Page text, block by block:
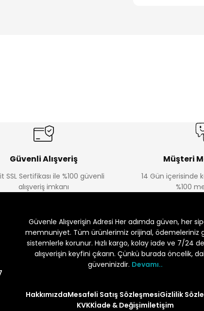
Güvenli Alışveriş
SSL Sertifikası ile %100 güvenli
alışveriş imkanı
Müşteri
14 Gün içerisinde
%100
Güvenle Alışverişin Adresi Her adımda güven, her
memnuniyet. Tüm ürünlerimiz orijinal, ödemeleriniz
sistemlerle korunur. Hızlı kargo, kolay iade ve 7/24
alışverişin keyfini çıkarın. Çünkü burada öncelik,
güveninizdir. Devamı..
HakkımızdaMesafeli Satış SözleşmesiGizlilik
KVKKİade & Değişimİletişim